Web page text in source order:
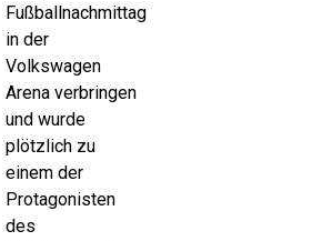
Fußballnachmittag
in der
Volkswagen
Arena verbringen
und wurde
plötzlich zu
einem der
Protagonisten
des